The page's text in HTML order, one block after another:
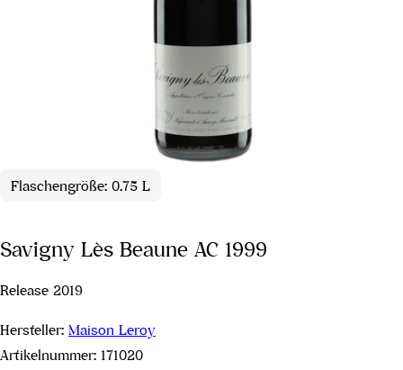
Flaschengröße: 0.75 L
Savigny Lès Beaune AC 1999
Release 2019
Hersteller: Maison Leroy
Artikelnummer: 171020